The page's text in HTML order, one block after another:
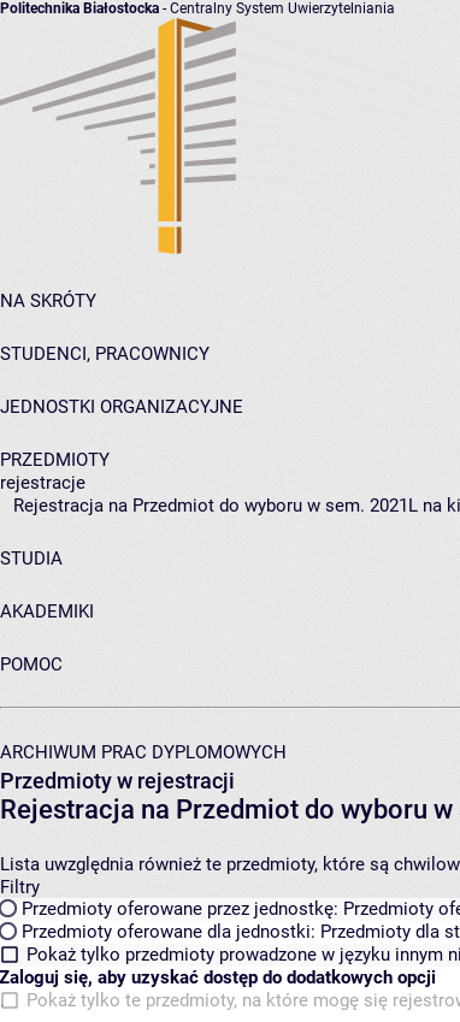
Politechnika Białostocka - Centralny System Uwierzytelniania
NA SKRÓTY
STUDENCI, PRACOWNICY
JEDNOSTKI ORGANIZACYJNE
PRZEDMIOTY
rejestracje
Rejestracja na Przedmiot do wyboru w sem. 2021L na
STUDIA
AKADEMIKI
POMOC
ARCHIWUM PRAC DYPLOMOWYCH
Przedmioty w rejestracji
Rejestracja na Przedmiot do wyboru
Lista uwzględnia również te przedmioty, które są
Filtry
Przedmioty oferowane przez jednostkę: Przedmioty
Przedmioty oferowane dla jednostki: Przedmioty dla
Pokaż tylko przedmioty prowadzone w języku innym
Zaloguj się, aby uzyskać dostęp do dodatkowych opcji
Pokaż tylko te przedmioty, na które mogę się